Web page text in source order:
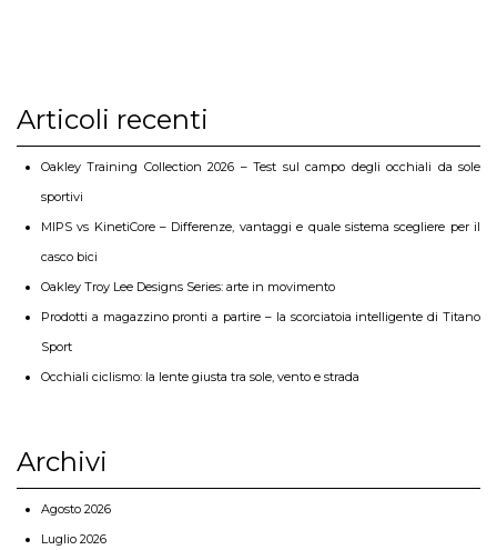
Articoli recenti
Oakley Training Collection 2026 – Test sul campo degli occhiali da sole
sportivi
MIPS vs KinetiCore – Differenze, vantaggi e quale sistema scegliere per il
casco bici
Oakley Troy Lee Designs Series: arte in movimento
Prodotti a magazzino pronti a partire – la scorciatoia intelligente di Titano
Sport
Occhiali ciclismo: la lente giusta tra sole, vento e strada
Archivi
Agosto 2026
Luglio 2026